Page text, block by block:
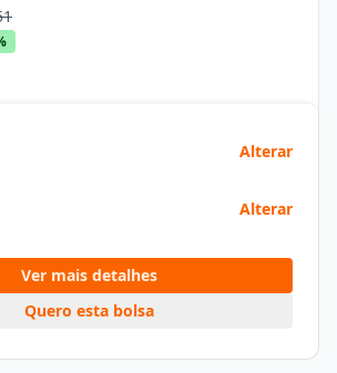
Alterar
Alterar
Ver mais detalhes
Quero esta bolsa